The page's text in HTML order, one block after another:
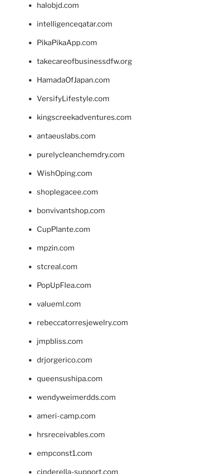
halobjd.com
intelligenceqatar.com
PikaPikaApp.com
takecareofbusinessdfw.org
HamadaOfJapan.com
VersifyLifestyle.com
kingscreekadventures.com
antaeuslabs.com
purelycleanchemdry.com
WishOping.com
shoplegacee.com
bonvivantshop.com
CupPlante.com
mpzin.com
stcreal.com
PopUpFlea.com
valueml.com
rebeccatorresjewelry.com
jmpbliss.com
drjorgerico.com
queensushipa.com
wendyweimerdds.com
ameri-camp.com
hrsreceivables.com
empconst1.com
cinderella-support.com